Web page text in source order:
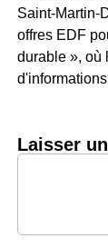
Saint-Martin-
offres EDF
durable », où
Laisser